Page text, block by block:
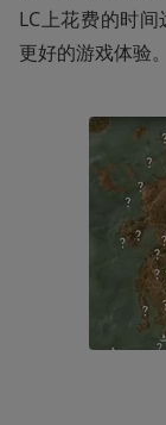
LC上花费的时
更好的游戏体验。